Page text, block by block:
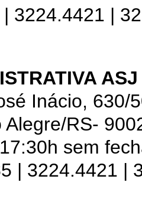
3224.4421 |
ASJ
Inácio, 630/
RS-
sem
| 3224.4421 |